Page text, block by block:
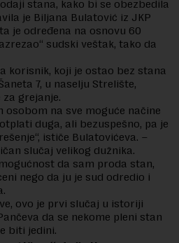
stana, kako bi se obezbedila
je Biljana Bulatović iz JKP
je određena na osnovu 60
sudski veštak, tako da
korisnik, koji je ostao bez stana
7, u naselju Strelište,
grejanje.
osobom na sve moguće načine
duga, ali bezuspešno, pa je
ističe Bulatovićeva. –
slučaj velikog dužnika.
da sam proda stan,
nego da ju je sud odredio i
ovo je prvi slučaj u istoriji
da se nekome pleni stan
biti jedini.